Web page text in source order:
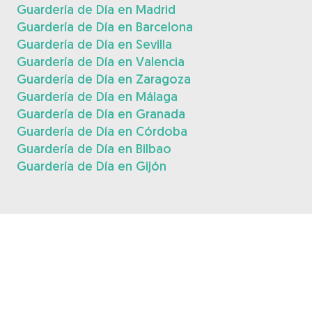
Guardería de Día en Madrid
Guardería de Día en Barcelona
Guardería de Día en Sevilla
Guardería de Día en Valencia
Guardería de Día en Zaragoza
Guardería de Día en Málaga
Guardería de Día en Granada
Guardería de Día en Córdoba
Guardería de Día en Bilbao
Guardería de Día en Gijón